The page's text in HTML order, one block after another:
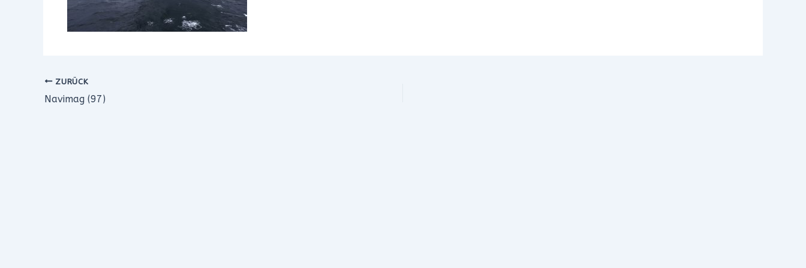
ZURÜCK
Navimag (97)